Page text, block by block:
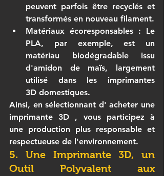
peuvent parfois être recyclés et
transformés en nouveau filament.
Matériaux écoresponsables : Le
PLA, par exemple, est un
matériau biodégradable issu
d'amidon de maïs, largement
utilisé dans les imprimantes
3D domestiques.
Ainsi, en sélectionnant d' acheter une
imprimante 3D , vous participez à
une production plus responsable et
respectueuse de l'environnement.
5. Une Imprimante 3D, un
Outil Polyvalent aux